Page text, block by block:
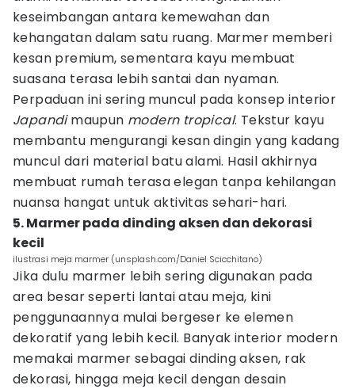
keseimbangan antara kemewahan dan
kehangatan dalam satu ruang. Marmer memberi
kesan premium, sementara kayu membuat
suasana terasa lebih santai dan nyaman.
Perpaduan ini sering muncul pada konsep interior
Japandimaupun modern tropical. Tekstur kayu
membantu mengurangi kesan dingin yang kadang
muncul dari material batu alami. Hasil akhirnya
membuat rumah terasa elegan tanpa kehilangan
nuansa hangat untuk aktivitas sehari-hari.
5. Marmer pada dinding aksen dan dekorasi
kecil
ilustrasi meja marmer (unsplash.com/Daniel Scicchitano)
Jika dulu marmer lebih sering digunakan pada
area besar seperti lantai atau meja, kini
penggunaannya mulai bergeser ke elemen
dekoratif yang lebih kecil. Banyak interior modern
memakai marmer sebagai dinding aksen, rak
dekorasi, hingga meja kecil dengan desain